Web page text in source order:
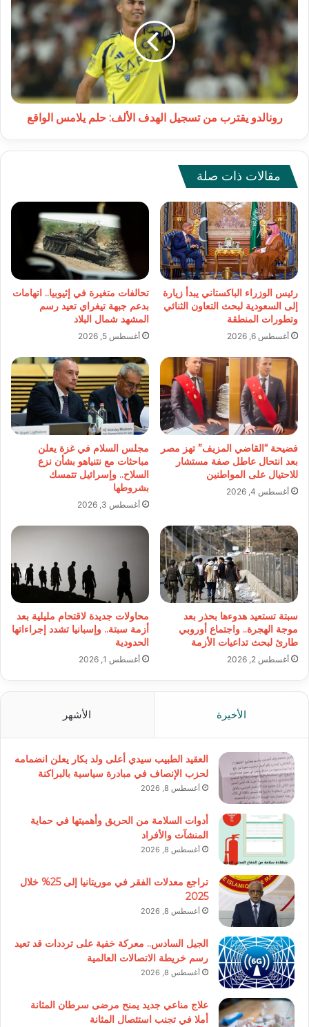
تسجيل
الهدف
الألف:
حلم
يلامس
الواقع
رونالدو يقترب من تسجيل الهدف الألف: حلم يلامس الواقع
مقالات ذات صلة
رئيس الوزراء الباكستاني يبدأ زيارة
إلى السعودية لبحث التعاون الثنائي
وتطورات المنطقة
أغسطس 6, 2026
تحالفات متغيرة في إثيوبيا.. اتهامات
بدعم جبهة تيغراي تعيد رسم
المشهد شمال البلاد
أغسطس 5, 2026
فضيحة “القاضي المزيف” تهز مصر
بعد انتحال عاطل صفة مستشار
للاحتيال على المواطنين
أغسطس 4, 2026
مجلس السلام في غزة يعلن
مباحثات مع نتنياهو بشأن نزع
السلاح.. وإسرائيل تتمسك
بشروطها
أغسطس 3, 2026
سبتة تستعيد هدوءها بحذر بعد
موجة الهجرة.. واجتماع أوروبي
طارئ لبحث تداعيات الأزمة
أغسطس 2, 2026
محاولات جديدة لاقتحام مليلية بعد
أزمة سبتة.. وإسبانيا تشدد إجراءاتها
الحدودية
أغسطس 1, 2026
الأخيرة الأشهر
العقيد الطبيب سيدي أعلى ولد بكار يعلن انضمامه
لحزب الإنصاف في مبادرة سياسية بالبراكنة
أغسطس 8, 2026
أدوات السلامة من الحريق وأهميتها في حماية
المنشآت والأفراد
أغسطس 8, 2026
تراجع معدلات الفقر في موريتانيا إلى 25% خلال
2025
أغسطس 8, 2026
الجيل السادس.. معركة خفية على ترددات قد تعيد
رسم خريطة الاتصالات العالمية
أغسطس 8, 2026
علاج مناعي جديد يمنح مرضى سرطان المثانة
أملا في تجنب استئصال المثانة